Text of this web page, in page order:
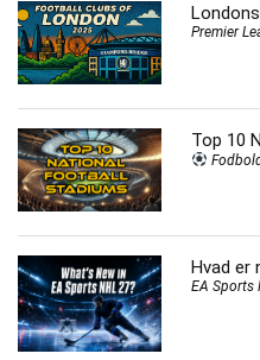
Premier
Top 10
Hvad er
EA Sports